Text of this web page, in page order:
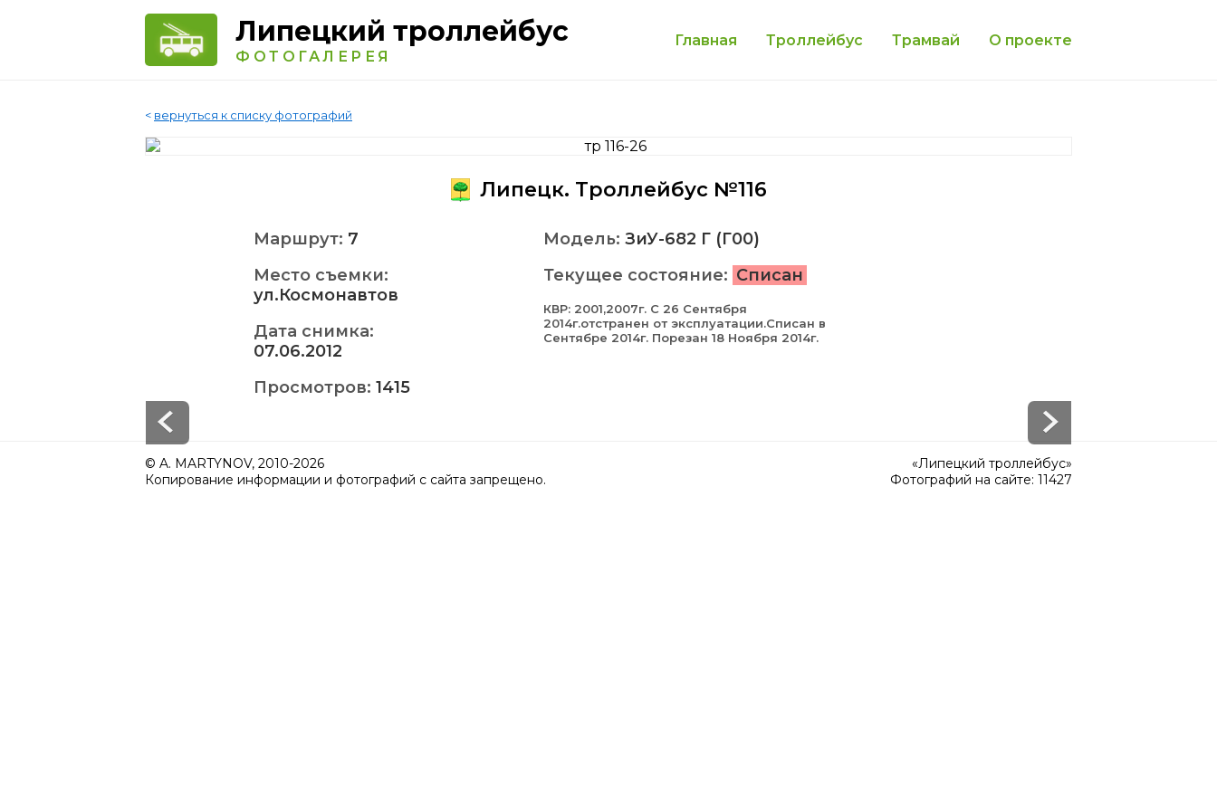
Липецкий троллейбус
ФОТОГАЛЕРЕЯ
Главная Троллейбус Трамвай О проекте
< вернуться к списку фотографий
Липецк. Троллейбус №116
Маршрут: 7
Место съемки:
ул.Космонавтов
Дата снимка:
07.06.2012
Просмотров: 1415
Модель: ЗиУ-682 Г (Г00)
Текущее состояние: Списан
КВР: 2001,2007г. С 26 Сентября
2014г.отстранен от эксплуатации.Списан в
Сентябре 2014г. Порезан 18 Ноября 2014г.
© A. MARTYNOV, 2010-2026
Копирование информации и фотографий с сайта запрещено.
«Липецкий троллейбус»
Фотографий на сайте: 11427